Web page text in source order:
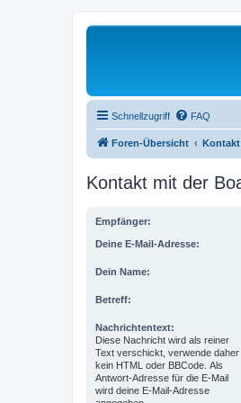
Schnellzugriff FAQ
Foren-Übersicht
Kontakt mit der
Empfänger:
Deine E-Mail-Adresse:
Dein Name:
Betreff:
Nachrichtentext:
Diese Nachricht wird als reiner
Text verschickt, verwende daher
kein HTML oder BBCode. Als
Antwort-Adresse für die E-Mail
wird deine E-Mail-Adresse